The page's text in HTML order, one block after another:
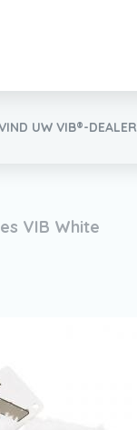
UW VIB®-DEALER
VIB White